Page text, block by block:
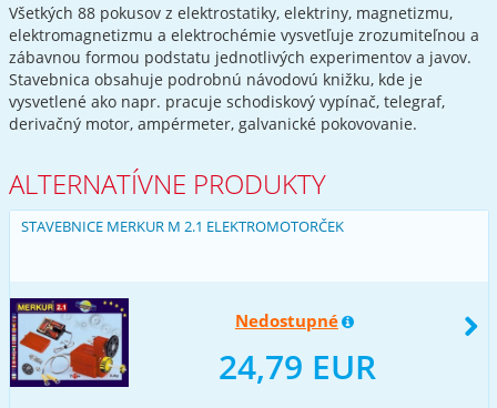
Všetkých 88 pokusov z elektrostatiky, elektriny, magnetizmu,
elektromagnetizmu a elektrochémie vysvetľuje zrozumiteľnou a
zábavnou formou podstatu jednotlivých experimentov a javov.
Stavebnica obsahuje podrobnú návodovú knižku, kde je
vysvetlené ako napr. pracuje schodiskový vypínač, telegraf,
derivačný motor, ampérmeter, galvanické pokovovanie.
ALTERNATÍVNE PRODUKTY
STAVEBNICE MERKUR M 2.1 ELEKTROMOTORČEK
Nedostupné
24,79 EUR